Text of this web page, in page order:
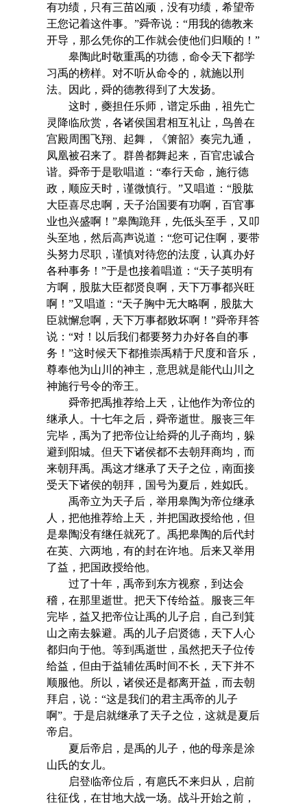
有功绩，只有三苗凶顽，没有功绩，希望帝
王您记着这件事。”舜帝说：“用我的德教来
开导，那么凭你的工作就会使他们归顺的！”
皋陶此时敬重禹的功德，命令天下都学
习禹的榜样。对不听从命令的，就施以刑
法。因此，舜的德教得到了大发扬。
这时，夔担任乐师，谱定乐曲，祖先亡
灵降临欣赏，各诸侯国君相互礼让，鸟兽在
宫殿周围飞翔、起舞，《箫韶》奏完九通，
凤凰被召来了。群兽都舞起来，百官忠诚合
谐。舜帝于是歌唱道：“奉行天命，施行德
政，顺应天时，谨微慎行。”又唱道：“股肱
大臣喜尽忠啊，天子治国要有功啊，百官事
业也兴盛啊！”皋陶跪拜，先低头至手，又叩
头至地，然后高声说道：“您可记住啊，要带
头努力尽职，谨慎对待您的法度，认真办好
各种事务！”于是也接着唱道：“天子英明有
方啊，股肱大臣都贤良啊，天下万事都兴旺
啊！”又唱道：“天子胸中无大略啊，股肱大
臣就懈怠啊，天下万事都败坏啊！”舜帝拜答
说：“对！以后我们都要努力办好各自的事
务！”这时候天下都推崇禹精于尺度和音乐，
尊奉他为山川的神主，意思就是能代山川之
神施行号令的帝王。
舜帝把禹推荐给上天，让他作为帝位的
继承人。十七年之后，舜帝逝世。服丧三年
完毕，禹为了把帝位让给舜的儿子商均，躲
避到阳城。但天下诸侯都不去朝拜商均，而
来朝拜禹。禹这才继承了天子之位，南面接
受天下诸侯的朝拜，国号为夏后，姓姒氏。
禹帝立为天子后，举用皋陶为帝位继承
人，把他推荐给上天，并把国政授给他，但
是皋陶没有继任就死了。禹把皋陶的后代封
在英、六两地，有的封在许地。后来又举用
了益，把国政授给他。
过了十年，禹帝到东方视察，到达会
稽，在那里逝世。把天下传给益。服丧三年
完毕，益又把帝位让禹的儿子启，自己到箕
山之南去躲避。禹的儿子启贤德，天下人心
都归向于他。等到禹逝世，虽然把天子位传
给益，但由于益辅佐禹时间不长，天下并不
顺服他。所以，诸侯还是都离开益，而去朝
拜启，说：“这是我们的君主禹帝的儿子
啊”。于是启就继承了天子之位，这就是夏后
帝启。
夏后帝启，是禹的儿子，他的母亲是涂
山氏的女儿。
启登临帝位后，有扈氏不来归从，启前
往征伐，在甘地大战一场。战斗开始之前，